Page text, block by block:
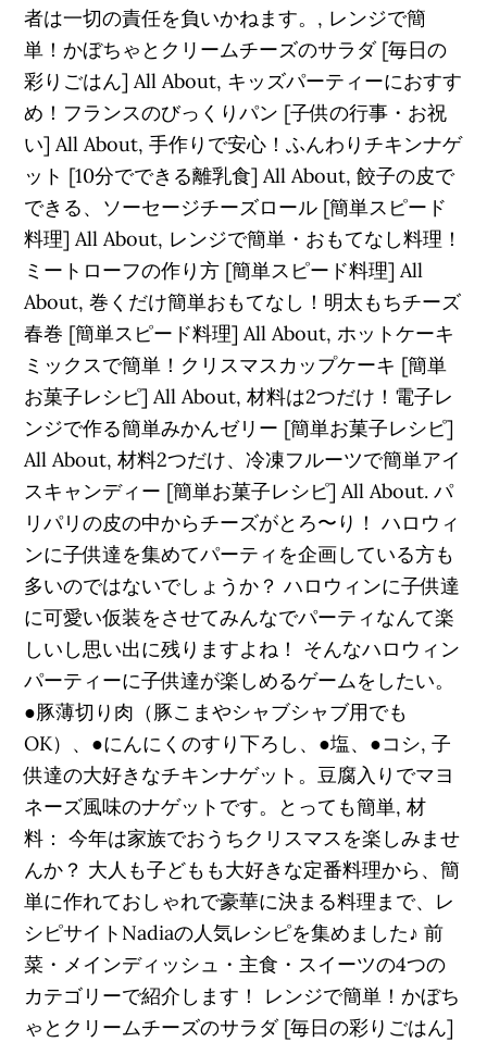
者は一切の責任を負いかねます。, レンジで簡
単！かぼちゃとクリームチーズのサラダ [毎日の
彩りごはん] All About, キッズパーティーにおすす
め！フランスのびっくりパン [子供の行事・お祝
い] All About, 手作りで安心！ふんわりチキンナゲ
ット [10分でできる離乳食] All About, 餃子の皮で
できる、ソーセージチーズロール [簡単スピード
料理] All About, レンジで簡単・おもてなし料理！
ミートローフの作り方 [簡単スピード料理] All
About, 巻くだけ簡単おもてなし！明太もちチーズ
春巻 [簡単スピード料理] All About, ホットケーキ
ミックスで簡単！クリスマスカップケーキ [簡単
お菓子レシピ] All About, 材料は2つだけ！電子レ
ンジで作る簡単みかんゼリー [簡単お菓子レシピ]
All About, 材料2つだけ、冷凍フルーツで簡単アイ
スキャンディー [簡単お菓子レシピ] All About. パ
リパリの皮の中からチーズがとろ〜り！ ハロウィ
ンに子供達を集めてパーティを企画している方も
多いのではないでしょうか？ ハロウィンに子供達
に可愛い仮装をさせてみんなでパーティなんて楽
しいし思い出に残りますよね！ そんなハロウィン
パーティーに子供達が楽しめるゲームをしたい。
●豚薄切り肉（豚こまやシャブシャブ用でも
OK）、●にんにくのすり下ろし、●塩、●コシ, 子
供達の大好きなチキンナゲット。豆腐入りでマヨ
ネーズ風味のナゲットです。とっても簡単, 材
料： 今年は家族でおうちクリスマスを楽しみませ
んか？ 大人も子どもも大好きな定番料理から、簡
単に作れておしゃれで豪華に決まる料理まで、レ
シピサイトNadiaの人気レシピを集めました♪ 前
菜・メインディッシュ・主食・スイーツの4つの
カテゴリーで紹介します！ レンジで簡単！かぼち
ゃとクリームチーズのサラダ [毎日の彩りごはん]